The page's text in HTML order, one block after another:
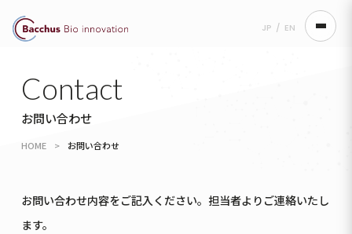
JP / EN
Contact
お問い合わせ
HOME > お問い合わせ
お問い合わせ内容をご記入ください。担当者よりご連絡いたし
ます。